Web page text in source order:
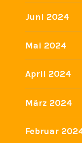
Juni 2024
Mai 2024
April 2024
März 2024
Februar